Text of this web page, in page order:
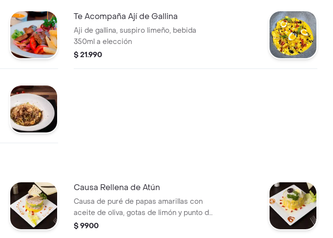
Te Acompaña Ají de Gallina
Aji de gallina, suspiro limeño, bebida
350ml a elección
$ 21.990
Causa Rellena de Atún
Causa de puré de papas amarillas con
aceite de oliva, gotas de limón y punto de
ají amarillo, palta, atún y mayonesa
$ 9900